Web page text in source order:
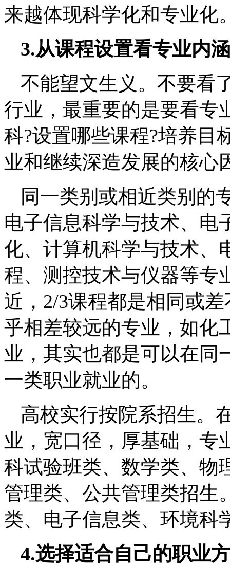
来越体现科学化和专业化
3.从课程设置看专业内涵
不能望文生义。不要看
行业，最重要的是要看
科?设置哪些课程?培养目
业和继续深造发展的核心
同一类别或相近类别的
电子信息科学与技术、电
化、计算机科学与技术、
程、测控技术与仪器等专
近，2/3课程都是相同或
乎相差较远的专业，如化
业，其实也都是可以在同
一类职业就业的。
高校实行按院系招生。
业，宽口径，厚基础，专
科试验班类、数学类、物
管理类、公共管理类招生
类、电子信息类、环境科
4.选择适合自己的职业